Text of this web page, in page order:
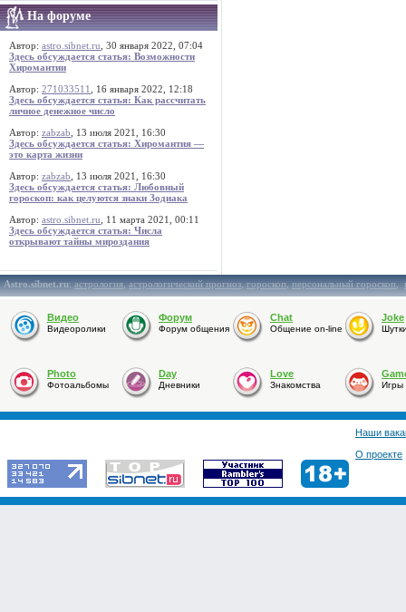
На форуме
Автор: astro.sibnet.ru , 30 января 2022, 07:04
Здесь обсуждается статья: Возможности
Хиромантии
Автор: 271033511
, 16 января 2022, 12:18
Здесь обсуждается статья: Как рассчитать
личное денежное число
Автор: zabzab , 13 июля 2021, 16:30
Здесь обсуждается статья: Хиромантия —
это карта жизни
Автор: zabzab , 13 июля 2021, 16:30
Здесь обсуждается статья: Любовный
гороскоп: как целуются знаки Зодиака
Автор: astro.sibnet.ru , 11 марта 2021, 00:11
Здесь обсуждается статья: Числа
открывают тайны мироздания
Astro.sibnet.ru:астрология,астрологический прогноз,гороскоп,персональный гороскоп,
Видео
Видеоролики
Форум
Форум общения
Chat
Общение on-line
Joke
Photo
Фотоальбомы
Day
Дневники
Love
Знакомства Игры
Наши
О проекте